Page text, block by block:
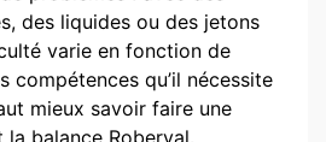
des liquides ou des jetons
varie en fonction de
compétences qu’il nécessite
mieux savoir faire une